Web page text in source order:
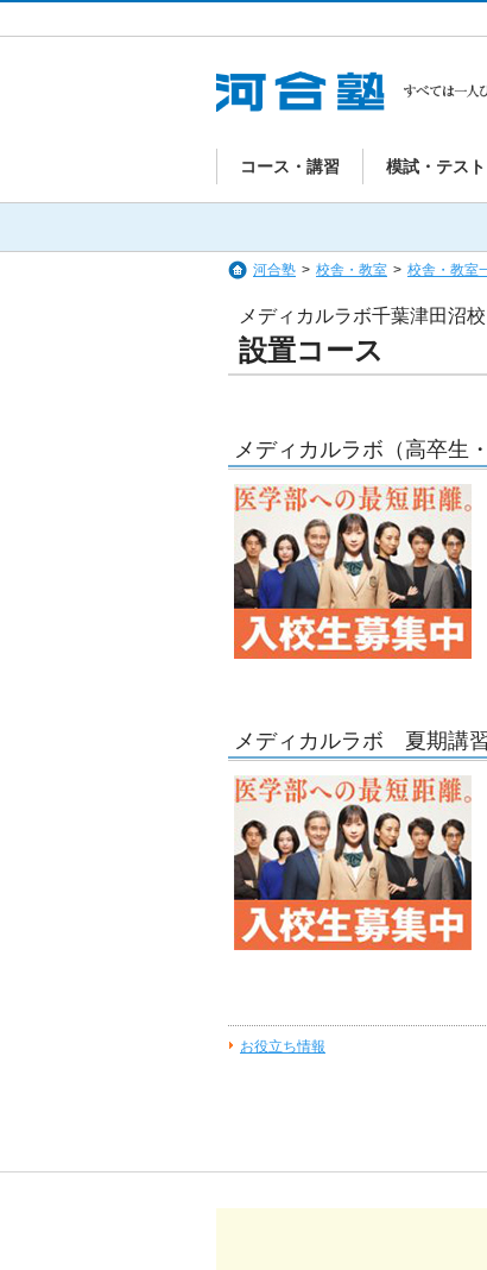
コース・講習 模試・テスト
河合塾 > 校舎・教室 > 校舎・教室
設置コース
メディカルラボ千葉津田沼校
メディカルラボ（高卒生
メディカルラボ 夏期講
お役立ち情報